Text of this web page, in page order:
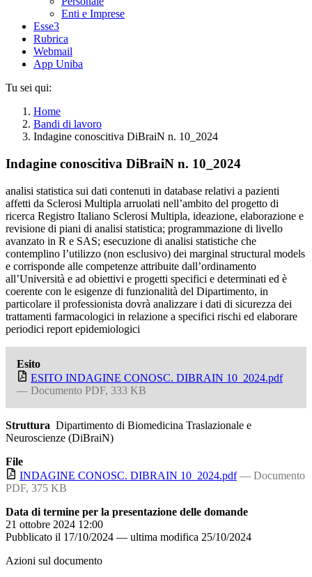
Enti e Imprese
Esse3
Rubrica
Webmail
App Uniba
Tu sei qui:
Home
Bandi di lavoro
Indagine conoscitiva DiBraiN n. 10_2024
Indagine conoscitiva DiBraiN n. 10_2024
analisi statistica sui dati contenuti in database relativi a pazienti
affetti da Sclerosi Multipla arruolati nell’ambito del progetto di
ricerca Registro Italiano Sclerosi Multipla, ideazione, elaborazione e
revisione di piani di analisi statistica; programmazione di livello
avanzato in R e SAS; esecuzione di analisi statistiche che
contemplino l’utilizzo (non esclusivo) dei marginal structural models
e corrisponde alle competenze attribuite dall’ordinamento
all’Università e ad obiettivi e progetti specifici e determinati ed è
coerente con le esigenze di funzionalità del Dipartimento, in
particolare il professionista dovrà analizzare i dati di sicurezza dei
trattamenti farmacologici in relazione a specifici rischi ed elaborare
periodici report epidemiologici
Esito
ESITO INDAGINE CONOSC. DIBRAIN 10_2024.pdf
— Documento PDF, 333 KB
Struttura Dipartimento di Biomedicina Traslazionale e
Neuroscienze (DiBraiN)
File
INDAGINE CONOSC. DIBRAIN 10_2024.pdf — Documento
PDF, 375 KB
Data di termine per la presentazione delle domande
21 ottobre 2024 12:00
Pubblicato il 17/10/2024 — ultima modifica 25/10/2024
Azioni sul documento